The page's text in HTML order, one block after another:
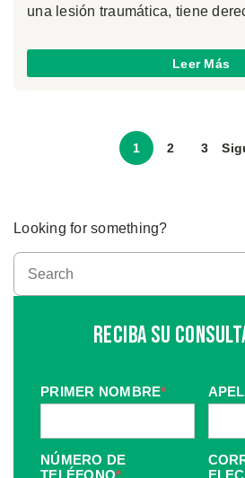
una lesión traumática, tiene
Leer Más
1 2 3
Looking for something?
Reciba Su
PRIMER NOMBRE*
NÚMERO DE
TELÉFONO*